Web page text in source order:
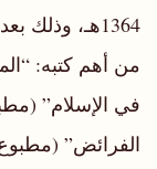
1364هـ، وذلك بعد أن فتحها الإمام.
من أهم كتبه:
في الإسلام”
الفرائض”